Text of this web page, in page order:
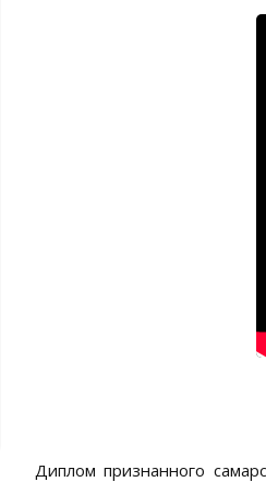
Диплом признанного